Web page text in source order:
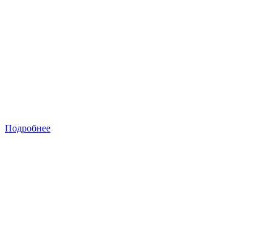
Подробнее